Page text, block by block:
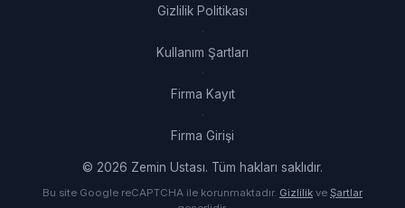
Gizlilik Politikası
·
Kullanım Şartları
·
Firma Kayıt
·
Firma Girişi
© 2026 Zemin Ustası. Tüm hakları saklıdır.
Bu site Google reCAPTCHA ile korunmaktadır. Gizlilik ve Şartlar